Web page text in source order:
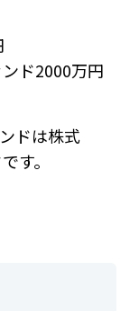
ド2000万円
ドは株式
す。